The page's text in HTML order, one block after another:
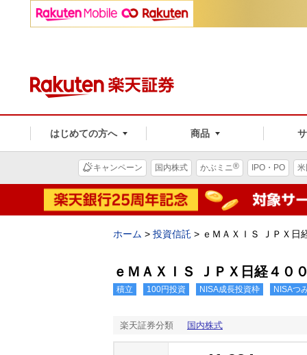
はじめての方へ 商品
キャンペーン 国内株式 かぶミニ® IPO・PO
ホーム > 投資信託 > ｅＭＡＸＩＳ ＪＰＸ日
ｅＭＡＸＩＳ ＪＰＸ日経４０
積立 100円投資 NISA成長投資枠 NISAつ
楽天証券分類 国内株式